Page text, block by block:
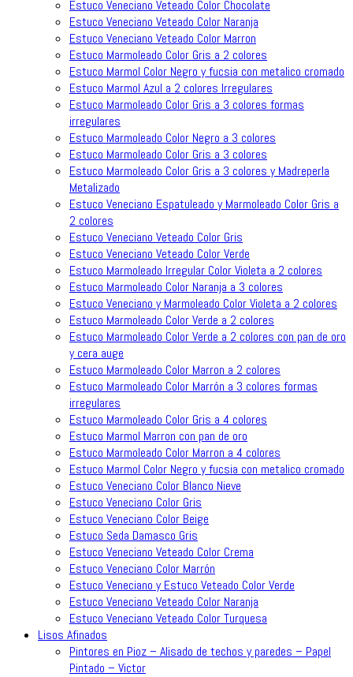
Estuco Veneciano Veteado Color Chocolate
Estuco Veneciano Veteado Color Naranja
Estuco Veneciano Veteado Color Marron
Estuco Marmoleado Color Gris a 2 colores
Estuco Marmol Color Negro y fucsia con metalico cromado
Estuco Marmol Azul a 2 colores Irregulares
Estuco Marmoleado Color Gris a 3 colores formas
irregulares
Estuco Marmoleado Color Negro a 3 colores
Estuco Marmoleado Color Gris a 3 colores
Estuco Marmoleado Color Gris a 3 colores y Madreperla
Metalizado
Estuco Veneciano Espatuleado y Marmoleado Color Gris a
2 colores
Estuco Veneciano Veteado Color Gris
Estuco Veneciano Veteado Color Verde
Estuco Marmoleado Irregular Color Violeta a 2 colores
Estuco Marmoleado Color Naranja a 3 colores
Estuco Veneciano y Marmoleado Color Violeta a 2 colores
Estuco Marmoleado Color Verde a 2 colores
Estuco Marmoleado Color Verde a 2 colores con pan de oro
y cera auge
Estuco Marmoleado Color Marron a 2 colores
Estuco Marmoleado Color Marrón a 3 colores formas
irregulares
Estuco Marmoleado Color Gris a 4 colores
Estuco Marmol Marron con pan de oro
Estuco Marmoleado Color Marron a 4 colores
Estuco Marmol Color Negro y fucsia con metalico cromado
Estuco Veneciano Color Blanco Nieve
Estuco Veneciano Color Gris
Estuco Veneciano Color Beige
Estuco Seda Damasco Gris
Estuco Veneciano Veteado Color Crema
Estuco Veneciano Color Marrón
Estuco Veneciano y Estuco Veteado Color Verde
Estuco Veneciano Veteado Color Naranja
Estuco Veneciano Veteado Color Turquesa
Lisos Afinados
Pintores en Pioz – Alisado de techos y paredes – Papel
Pintado – Victor